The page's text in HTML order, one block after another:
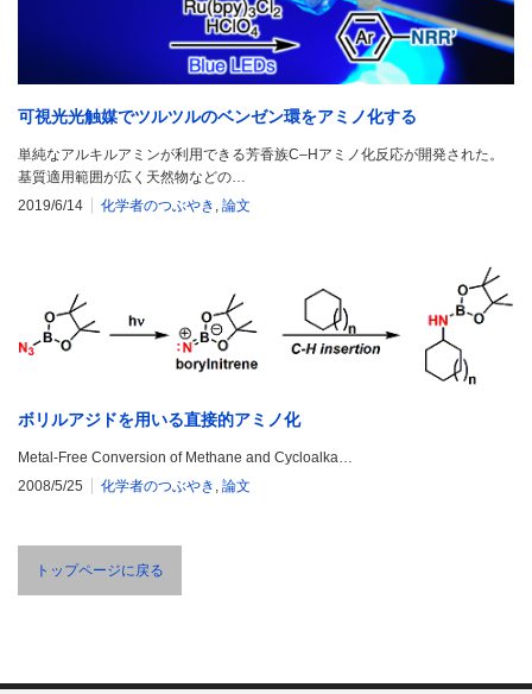
可視光光触媒でツルツルのベンゼン環をアミノ化する
単純なアルキルアミンが利用できる芳香族C–Hアミノ化反応が開発された。
基質適用範囲が広く天然物などの…
2019/6/14
化学者のつぶやき , 論文
ボリルアジドを用いる直接的アミノ化
Metal-Free Conversion of Methane and Cycloalka…
2008/5/25
化学者のつぶやき , 論文
トップページに戻る